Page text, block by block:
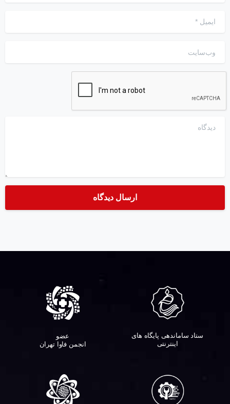
ایمیل
وب‌سایت
دیدگاه
ستاد ساماندهی پایگاه های
اینترنتی
عضو
انجمن فاوا تهران